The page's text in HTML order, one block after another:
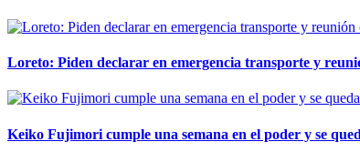
Loreto: Piden declarar en emergencia transporte y
Keiko Fujimori cumple una semana en el poder y se